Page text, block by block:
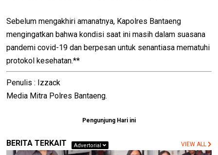
Sebelum mengakhiri amanatnya, Kapolres Bantaeng
mengingatkan bahwa kondisi saat ini masih dalam suasana
pandemi covid-19 dan berpesan untuk senantiasa mematuhi
protokol kesehatan.**
Penulis : Izzack
Media Mitra Polres Bantaeng.
Pengunjung Hari ini
BERITA TERKAIT Advertorial VIEW ALL